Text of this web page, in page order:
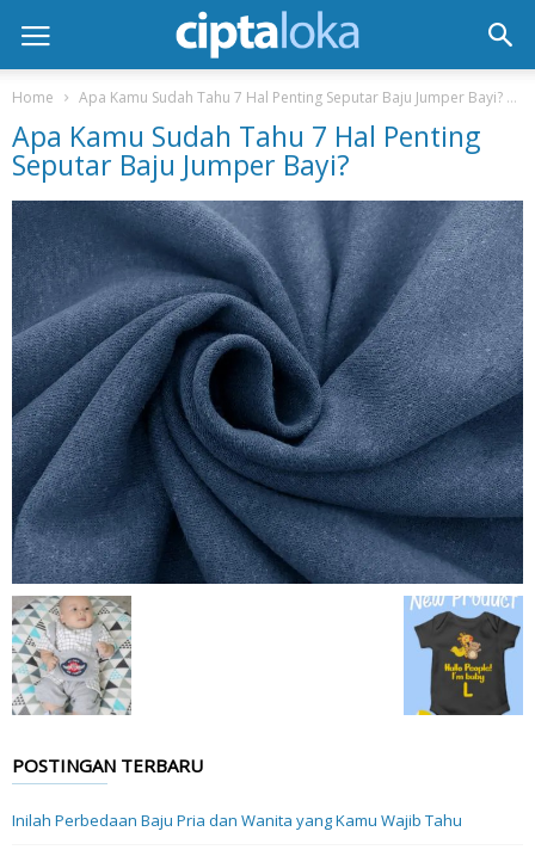
Home Apa Kamu Sudah Tahu 7 Hal Penting Seputar Baju Jumper Bayi?
Apa Kamu Sudah Tahu 7 Hal Penting
Seputar Baju Jumper Bayi?
POSTINGAN TERBARU
Inilah Perbedaan Baju Pria dan Wanita yang Kamu Wajib Tahu